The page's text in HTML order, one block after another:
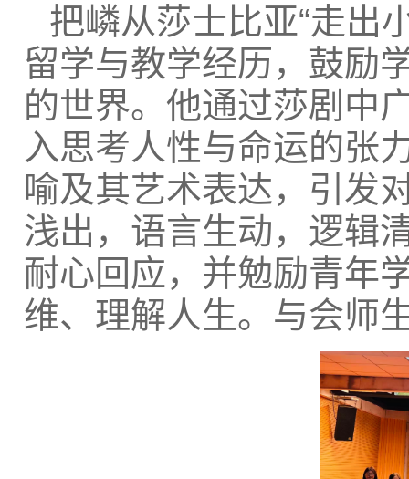
把嶙从莎士比亚“走出
留学与教学经历，鼓励
的世界。他通过莎剧中
入思考人性与命运的张
喻及其艺术表达，引发
浅出，语言生动，逻辑
耐心回应，并勉励青年
维、理解人生。与会师